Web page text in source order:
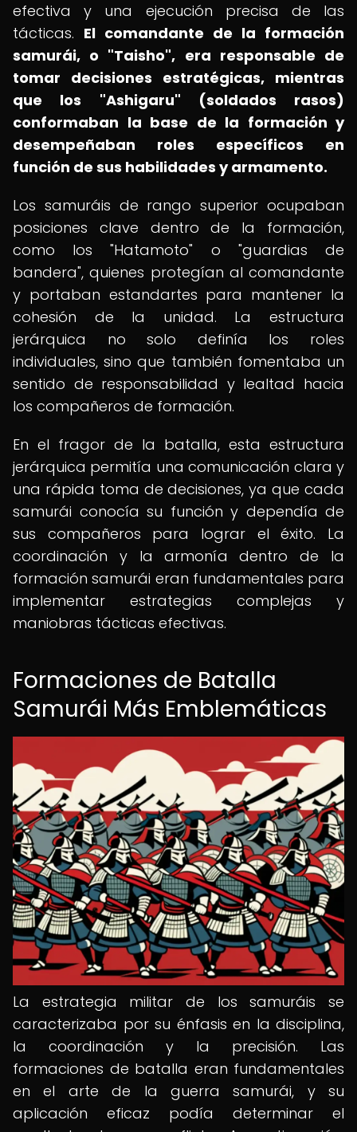
efectiva y una ejecución precisa de las
tácticas. El comandante de la formación
samurái, o "Taisho", era responsable de
tomar decisiones estratégicas, mientras
que los "Ashigaru" (soldados rasos)
conformaban la base de la formación y
desempeñaban roles específicos en
función de sus habilidades y armamento.
Los samuráis de rango superior ocupaban
posiciones clave dentro de la formación,
como los "Hatamoto" o "guardias de
bandera", quienes protegían al comandante
y portaban estandartes para mantener la
cohesión de la unidad. La estructura
jerárquica no solo definía los roles
individuales, sino que también fomentaba un
sentido de responsabilidad y lealtad hacia
los compañeros de formación.
En el fragor de la batalla, esta estructura
jerárquica permitía una comunicación clara y
una rápida toma de decisiones, ya que cada
samurái conocía su función y dependía de
sus compañeros para lograr el éxito. La
coordinación y la armonía dentro de la
formación samurái eran fundamentales para
implementar estrategias complejas y
maniobras tácticas efectivas.
Formaciones de Batalla
Samurái Más Emblemáticas
La estrategia militar de los samuráis se
caracterizaba por su énfasis en la disciplina,
la coordinación y la precisión. Las
formaciones de batalla eran fundamentales
en el arte de la guerra samurái, y su
aplicación eficaz podía determinar el